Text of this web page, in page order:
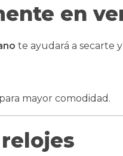
en
te ayudará a secarte
para mayor comodidad.